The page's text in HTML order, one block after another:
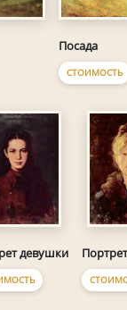
Посада
СТОИМОСТЬ
девушки